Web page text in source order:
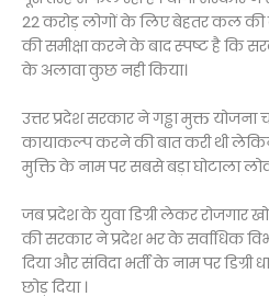
22 करोड़ लोगों के लिए बेहतर कल की
की समीक्षा करने के बाद स्पष्ट है कि
के अलावा कुछ नही किया।
उत्तर प्रदेश सरकार ने गड्ढा मुक्त
कायाकल्प करने की बात करी थी लेकिन
मुक्ति के नाम पर सबसे बड़ा घोटाला
जब प्रदेश के युवा डिग्री लेकर रोजगार
की सरकार ने प्रदेश भर के सर्वाधिक
दिया और संविदा भर्ती के नाम पर डिग्री
छोड़ दिया ।